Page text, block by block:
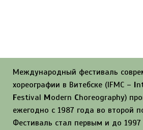
Международный фестиваль
хореографии в Витебске (IFMC – I
Festival Modern Choreography)
ежегодно с 1987 года во второй
Фестиваль стал первым и до 1997